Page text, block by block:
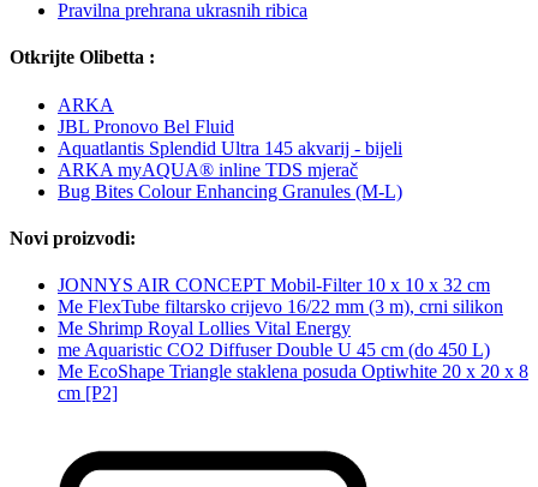
Pravilna prehrana ukrasnih ribica
Otkrijte Olibetta :
ARKA
JBL Pronovo Bel Fluid
Aquatlantis Splendid Ultra 145 akvarij - bijeli
ARKA myAQUA® inline TDS mjerač
Bug Bites Colour Enhancing Granules (M-L)
Novi proizvodi:
JONNYS AIR CONCEPT Mobil-Filter 10 x 10 x 32 cm
Me FlexTube filtarsko crijevo 16/22 mm (3 m), crni silikon
Me Shrimp Royal Lollies Vital Energy
me Aquaristic CO2 Diffuser Double U 45 cm (do 450 L)
Me EcoShape Triangle staklena posuda Optiwhite 20 x 20 x 8
cm [P2]